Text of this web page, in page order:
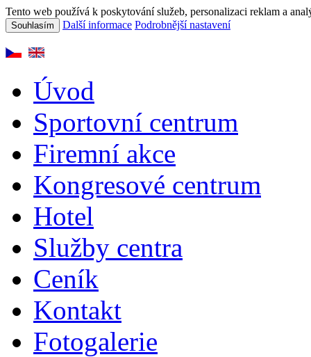
Tento web používá k poskytování služeb, personalizaci reklam a
Souhlasím Další informace Podrobnější nastavení
Úvod
Sportovní centrum
Firemní akce
Kongresové centrum
Hotel
Služby centra
Ceník
Kontakt
Fotogalerie